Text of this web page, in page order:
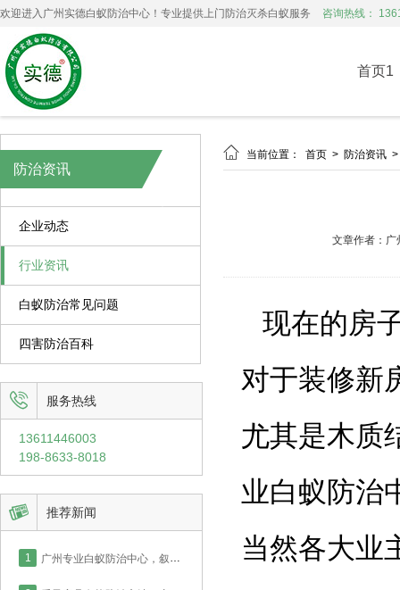
欢迎进入广州实德白蚁防治中心！专业提供上门防治灭杀白蚁服务 咨询热线：
首页1
防治资讯
企业动态
行业资讯
白蚁防治常见问题
四害防治百科
 服务热线
13611446003
198-8633-8018
 推荐新闻
1 广州专业白蚁防治中心，叙说新房厨房白蚁防治如何才能彻底！
 当前位置： 首页 > 防治资讯
文章作者：广
现在的房
对于装修新
尤其是木质
业白蚁防治
当然各大业